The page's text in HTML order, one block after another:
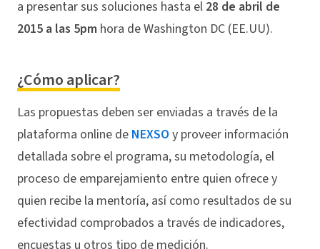
a presentar sus soluciones hasta el 28 de abril de
2015 a las 5pm hora de Washington DC (EE.UU).
¿Cómo aplicar?
Las propuestas deben ser enviadas a través de la
plataforma online de NEXSO y proveer información
detallada sobre el programa, su metodología, el
proceso de emparejamiento entre quien ofrece y
quien recibe la mentoría, así como resultados de su
efectividad comprobados a través de indicadores,
encuestas u otros tipo de medición.